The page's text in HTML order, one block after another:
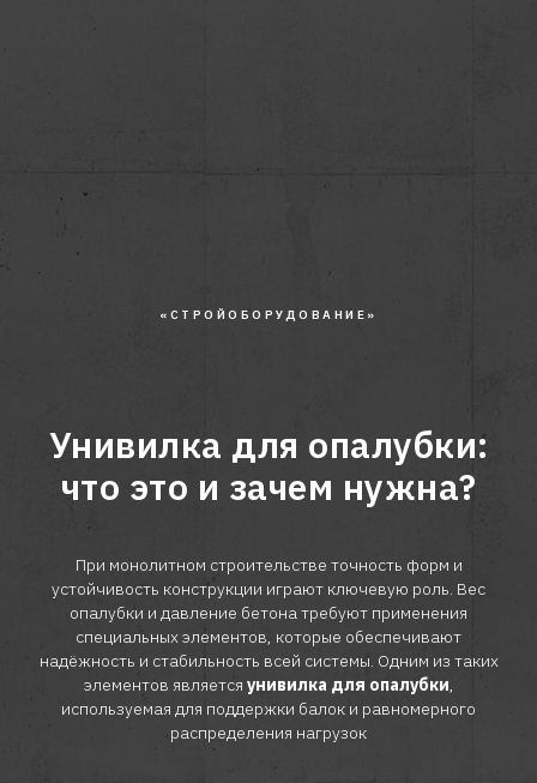
«СТРОЙОБОРУДОВАНИЕ»
Унивилка для опалубки:
что это и зачем нужна?
При монолитном строительстве точность форм и
устойчивость конструкции играют ключевую роль. Вес
опалубки и давление бетона требуют применения
специальных элементов, которые обеспечивают
надёжность и стабильность всей системы. Одним из таких
элементов является унивилка для опалубки,
используемая для поддержки балок и равномерного
распределения нагрузок